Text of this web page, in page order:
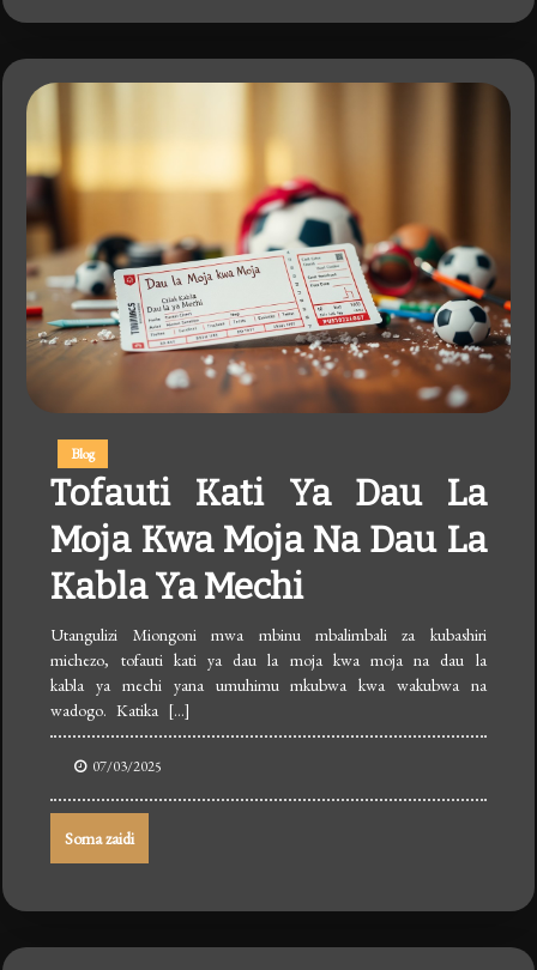
Blog
Tofauti Kati Ya Dau La
Moja Kwa Moja Na Dau La
Kabla Ya Mechi
Utangulizi Miongoni mwa mbinu mbalimbali za kubashiri
michezo, tofauti kati ya dau la moja kwa moja na dau la
kabla ya mechi yana umuhimu mkubwa kwa wakubwa na
wadogo. Katika […]
07/03/2025
Soma zaidi